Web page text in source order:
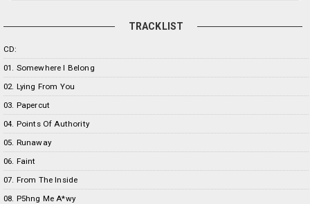
TRACKLIST
CD:
01. Somewhere I Belong
02. Lying From You
03. Papercut
04. Points Of Authority
05. Runaway
06. Faint
07. From The Inside
08. P5hng Me A*wy